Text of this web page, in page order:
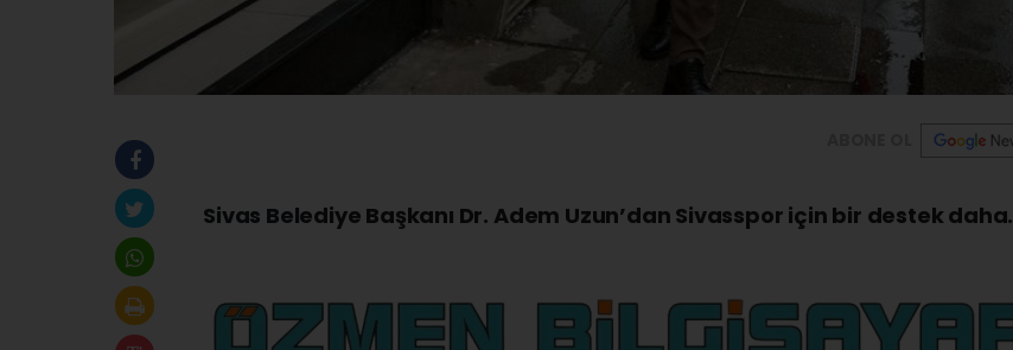
Sivas Belediye Başkanı Dr. Adem Uzun’dan Sivasspor için bir destek daha.